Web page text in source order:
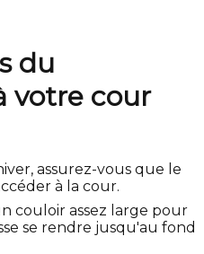
du
votre cour
assurez-vous que le
à la cour.
couloir assez large pour
se rendre jusqu'au fond